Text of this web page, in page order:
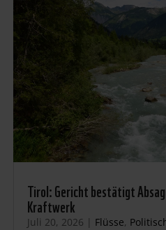
Tirol: Gericht bestätigt
Kraftwerk
Juli 20, 2026 | Flüsse,